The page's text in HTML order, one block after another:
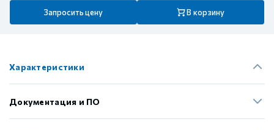
Запросить цену В корзину
Характеристики
Документация и ПО